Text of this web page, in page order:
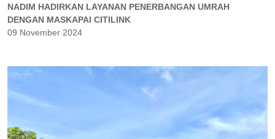
NADIM HADIRKAN LAYANAN PENERBANGAN UMRAH
DENGAN MASKAPAI CITILINK
09 November 2024